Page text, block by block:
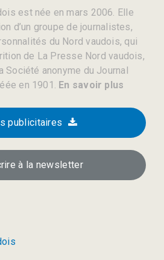
est née en mars 2006. Elle
d’un groupe de journalistes,
du Nord vaudois, qui
de La Presse Nord vaudois,
Société anonyme du Journal
en 1901. En savoir plus
publicitaires
à la newsletter